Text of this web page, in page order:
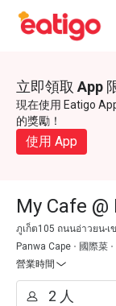
立即領取 App
現在使用 Eatigo
的獎勵！
使用 App
My Cafe
ภูเก็ต105 ถนนอ่าวยน-เ
Panwa Cape
國際菜
營業時間